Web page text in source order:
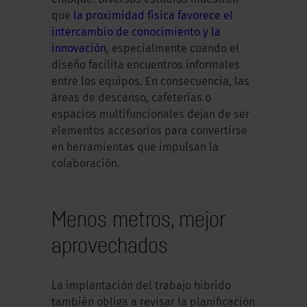
que la proximidad física favorece el
intercambio de conocimiento y la
innovación, especialmente cuando el
diseño facilita encuentros informales
entre los equipos. En consecuencia, las
áreas de descanso, cafeterías o
espacios multifuncionales dejan de ser
elementos accesorios para convertirse
en herramientas que impulsan la
colaboración.
Menos metros, mejor
aprovechados
La implantación del trabajo híbrido
también obliga a revisar la planificación